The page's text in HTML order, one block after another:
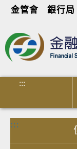
金管會 銀行局
:::
:::